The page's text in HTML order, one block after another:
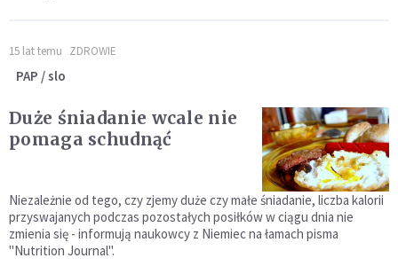
15 lat temu ZDROWIE
PAP / slo
Duże śniadanie wcale nie
pomaga schudnąć
Niezależnie od tego, czy zjemy duże czy małe śniadanie, liczba kalorii
przyswajanych podczas pozostałych posiłków w ciągu dnia nie
zmienia się - informują naukowcy z Niemiec na łamach pisma
"Nutrition Journal".